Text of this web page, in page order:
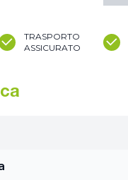
TRASPORTO
ASSICURATO